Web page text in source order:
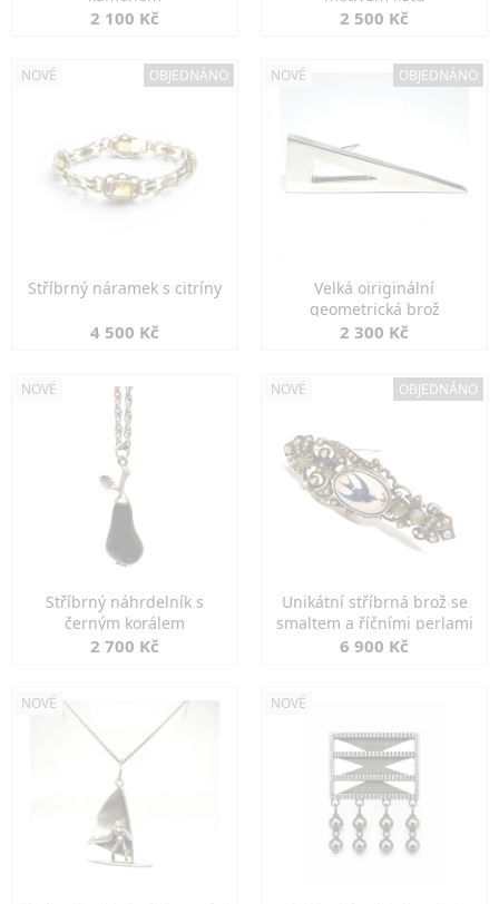
2 100 Kč 2 500 Kč
NOVÉ OBJEDNÁNO
Stříbrný náramek s citríny
4 500 Kč
NOVÉ OBJEDNÁNO
Velká oiriginální
geometrická brož
2 300 Kč
NOVÉ
Stříbrný náhrdelník s
černým korálem
2 700 Kč
NOVÉ OBJEDNÁNO
Unikátní stříbrná brož se
smaltem a říčními perlami
6 900 Kč
NOVÉ NOVÉ